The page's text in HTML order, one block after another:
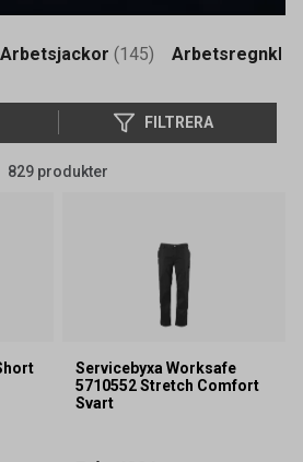
Arbetsjackor (145)
FILTRERA
829 produkter
Servicebyxa Worksafe
5710552 Stretch Comfort
Svart